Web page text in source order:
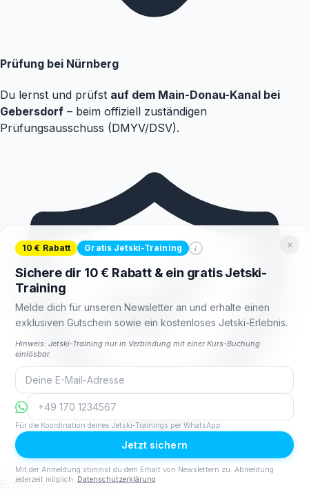
Prüfung bei Nürnberg
Du lernst und prüfst auf dem Main-Donau-Kanal bei
Gebersdorf – beim offiziell zuständigen
Prüfungsausschuss (DMYV/DSV).
Erfahrene Ausbilder
×
10 € Rabatt Gratis Jetski-Training i
Sichere dir 10 € Rabatt & ein gratis Jetski-
Training
Melde dich für unseren Newsletter an und erhalte einen
exklusiven Gutschein sowie ein kostenloses Jetski-Erlebnis.
Hinweis: Jetski-Training nur in Verbindung mit einer Kurs-Buchung
einlösbar.
Für die Koordination deines Jetski-Trainings per WhatsApp
Jetzt sichern
Mit der Anmeldung stimmst du dem Erhalt von Newslettern zu. Abmeldung
jederzeit möglich. Datenschutzerklärung